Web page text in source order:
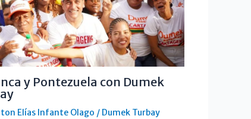
y Pontezuela con Dumek
Elías Infante Olago / Dumek Turbay